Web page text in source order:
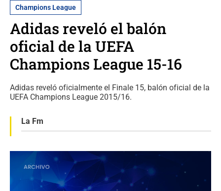
Champions League
Adidas reveló el balón
oficial de la UEFA
Champions League 15-16
Adidas reveló oficialmente el Finale 15, balón oficial de la
UEFA Champions League 2015/16.
La Fm